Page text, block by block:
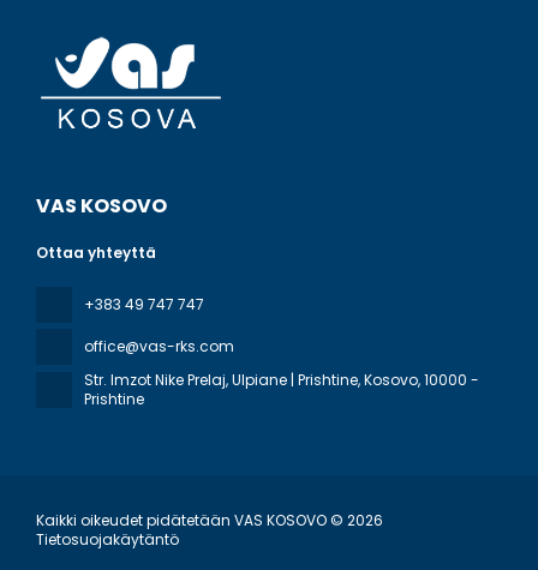
VAS KOSOVO
Ottaa yhteyttä
+383 49 747 747
office@vas-rks.com
Str. Imzot Nike Prelaj, Ulpiane | Prishtine, Kosovo, 10000 -
Prishtine
Kaikki oikeudet pidätetään VAS KOSOVO © 2026
Tietosuojakäytäntö